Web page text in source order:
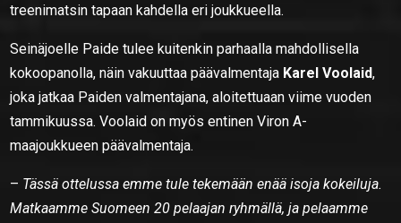
treenimatsin tapaan kahdella eri joukkueella.
Seinäjoelle Paide tulee kuitenkin parhaalla mahdollisella
kokoopanolla, näin vakuuttaa päävalmentaja Karel Voolaid,
joka jatkaa Paiden valmentajana, aloitettuaan viime vuoden
tammikuussa. Voolaid on myös entinen Viron A-
maajoukkueen päävalmentaja.
– Tässä ottelussa emme tule tekemään enää isoja kokeiluja.
Matkaamme Suomeen 20 pelaajan ryhmällä, ja pelaamme